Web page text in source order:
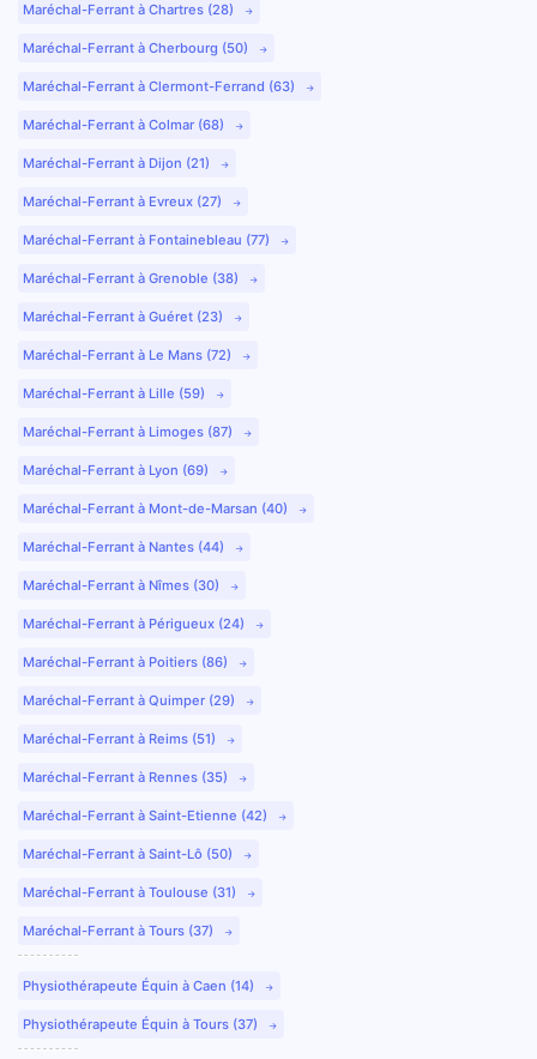
Maréchal-Ferrant à Chartres (28)
Maréchal-Ferrant à Cherbourg (50)
Maréchal-Ferrant à Clermont-Ferrand (63)
Maréchal-Ferrant à Colmar (68)
Maréchal-Ferrant à Dijon (21)
Maréchal-Ferrant à Evreux (27)
Maréchal-Ferrant à Fontainebleau (77)
Maréchal-Ferrant à Grenoble (38)
Maréchal-Ferrant à Guéret (23)
Maréchal-Ferrant à Le Mans (72)
Maréchal-Ferrant à Lille (59)
Maréchal-Ferrant à Limoges (87)
Maréchal-Ferrant à Lyon (69)
Maréchal-Ferrant à Mont-de-Marsan (40)
Maréchal-Ferrant à Nantes (44)
Maréchal-Ferrant à Nîmes (30)
Maréchal-Ferrant à Périgueux (24)
Maréchal-Ferrant à Poitiers (86)
Maréchal-Ferrant à Quimper (29)
Maréchal-Ferrant à Reims (51)
Maréchal-Ferrant à Rennes (35)
Maréchal-Ferrant à Saint-Etienne (42)
Maréchal-Ferrant à Saint-Lô (50)
Maréchal-Ferrant à Toulouse (31)
Maréchal-Ferrant à Tours (37)
Physiothérapeute Équin à Caen (14)
Physiothérapeute Équin à Tours (37)